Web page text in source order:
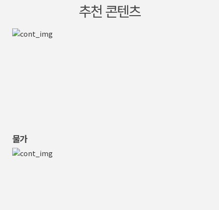
추천 콘텐츠
물가